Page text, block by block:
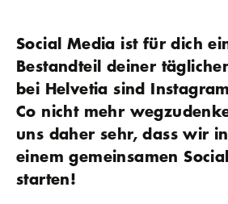
Social Media ist für dich
Bestandteil deiner
bei Helvetia sind
Co nicht mehr
uns daher sehr, dass wir
einem gemeinsamen
starten!